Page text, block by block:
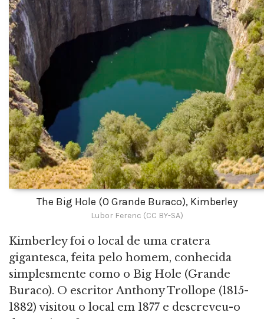
The Big Hole (O Grande Buraco), Kimberley
Lubor Ferenc (CC BY-SA)
Kimberley foi o local de uma cratera
gigantesca, feita pelo homem, conhecida
simplesmente como o Big Hole (Grande
Buraco). O escritor Anthony Trollope (1815-
1882) visitou o local em 1877 e descreveu-o